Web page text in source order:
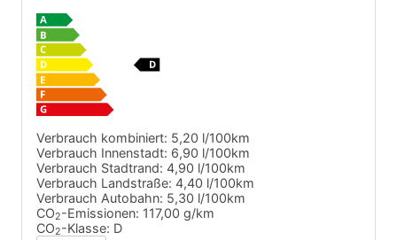
Verbrauch kombiniert: 5,20 l/100km
Verbrauch Innenstadt: 6,90 l/100km
Verbrauch Stadtrand: 4,90 l/100km
Verbrauch Landstraße: 4,40 l/100km
Verbrauch Autobahn: 5,30 l/100km
CO2-Emissionen: 117,00 g/km
CO2-Klasse: D